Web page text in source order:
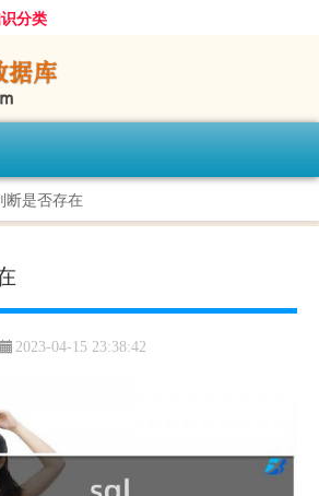
分类
断是否存在
2023-04-15 23:38:42